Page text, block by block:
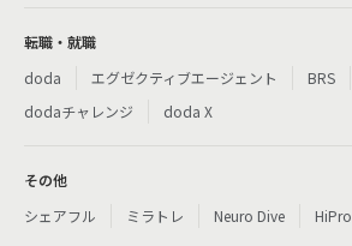
転職・就職
doda
エグゼクティブエージェント BRS
dodaチャレンジ
doda X
その他
シェアフル
ミラトレ Neuro Dive HiPro